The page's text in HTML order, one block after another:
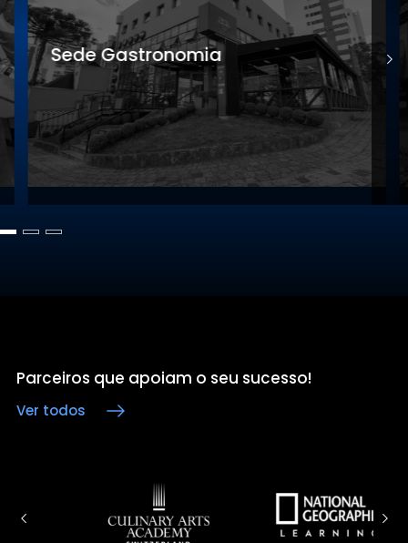
Sede Gastronomia
Parceiros que apoiam o seu sucesso!
Ver todos